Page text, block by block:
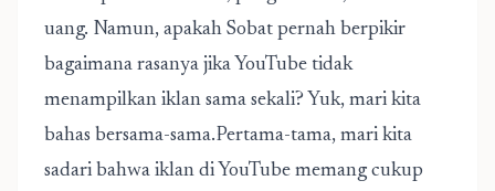
uang. Namun, apakah Sobat pernah berpikir
bagaimana rasanya jika YouTube tidak
menampilkan iklan sama sekali? Yuk, mari kita
bahas bersama-sama.Pertama-tama, mari kita
sadari bahwa iklan di YouTube memang cukup